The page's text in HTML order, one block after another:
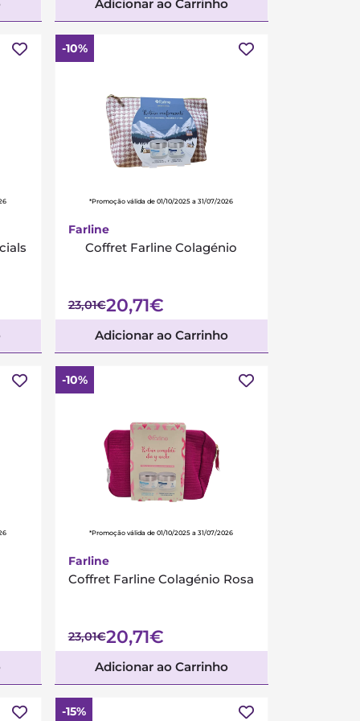
Adicionar ao Carrinho
-10%
*Promoção válida de 01/10/2025 a 31/07/2026
Farline
Coffret Farline Colagénio
23,01€20,71€
Adicionar ao Carrinho
-10%
*Promoção válida de 01/10/2025 a 31/07/2026
Farline
Coffret Farline Colagénio Rosa
23,01€20,71€
Adicionar ao Carrinho
-15%